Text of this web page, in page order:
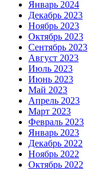
Январь 2024
Декабрь 2023
Ноябрь 2023
Октябрь 2023
Сентябрь 2023
Август 2023
Июль 2023
Июнь 2023
Май 2023
Апрель 2023
Март 2023
Февраль 2023
Январь 2023
Декабрь 2022
Ноябрь 2022
Октябрь 2022